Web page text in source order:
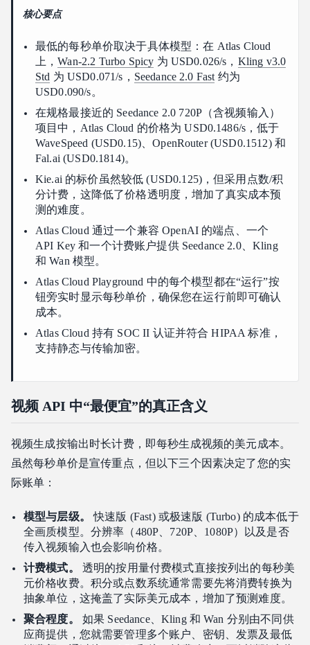
常见问题
核心要点
最低的每秒单价取决于具体模型：在 Atlas Cloud
上，Wan-2.2 Turbo Spicy 为 USD0.026/s， Kling v3.0
Std 为 USD0.071/s， Seedance 2.0 Fast 约为
USD0.090/s。
在规格最接近的 Seedance 2.0 720P（含视频输入）
项目中，Atlas Cloud 的价格为 USD0.1486/s，低于
WaveSpeed (USD0.15)、OpenRouter (USD0.1512) 和
Fal.ai (USD0.1814)。
Kie.ai 的标价虽然较低 (USD0.125)，但采用点数/积
分计费，这降低了价格透明度，增加了真实成本预
测的难度。
Atlas Cloud 通过一个兼容 OpenAI 的端点、一个
API Key 和一个计费账户提供 Seedance 2.0、Kling
和 Wan 模型。
Atlas Cloud Playground 中的每个模型都在“运行”按
钮旁实时显示每秒单价，确保您在运行前即可确认
成本。
Atlas Cloud 持有 SOC II 认证并符合 HIPAA 标准，
支持静态与传输加密。
视频 API 中“最便宜”的真正含义
视频生成按输出时长计费，即每秒生成视频的美元成本。
虽然每秒单价是宣传重点，但以下三个因素决定了您的实
际账单：
模型与层级。
快速版 (Fast) 或极速版 (Turbo) 的成本低于
全画质模型。分辨率（480P、720P、1080P）以及是否
传入视频输入也会影响价格。
计费模式。
透明的按用量付费模式直接按列出的每秒美
元价格收费。积分或点数系统通常需要先将消费转换为
抽象单位，这掩盖了实际美元成本，增加了预测难度。
聚合程度。
如果 Seedance、Kling 和 Wan 分别由不同供
应商提供，您就需要管理多个账户、密钥、发票及最低